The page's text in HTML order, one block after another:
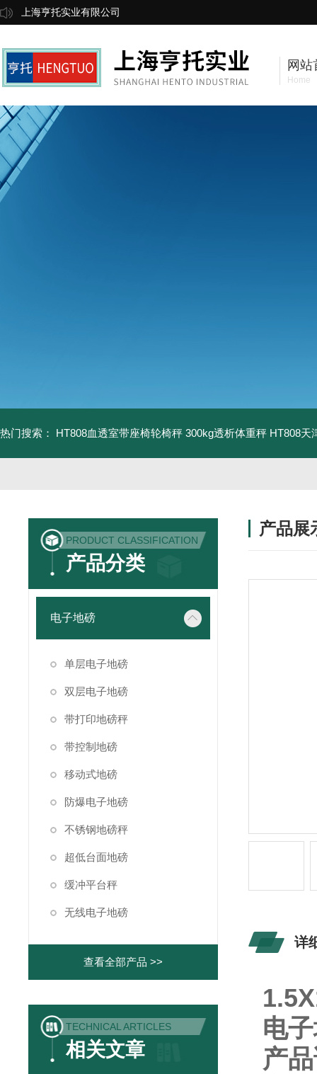
上海亨托实业有限公司
网站
Home
热门搜索： HT808血透室带座椅轮椅秤 300kg透析体重秤 HT808天
PRODUCT CLASSIFICATION
产品分类
电子地磅
单层电子地磅
双层电子地磅
带打印地磅秤
带控制地磅
移动式地磅
防爆电子地磅
不锈钢地磅秤
超低台面地磅
缓冲平台秤
无线电子地磅
查看全部产品 >>
TECHNICAL ARTICLES
相关文章
产品展
详
电
产